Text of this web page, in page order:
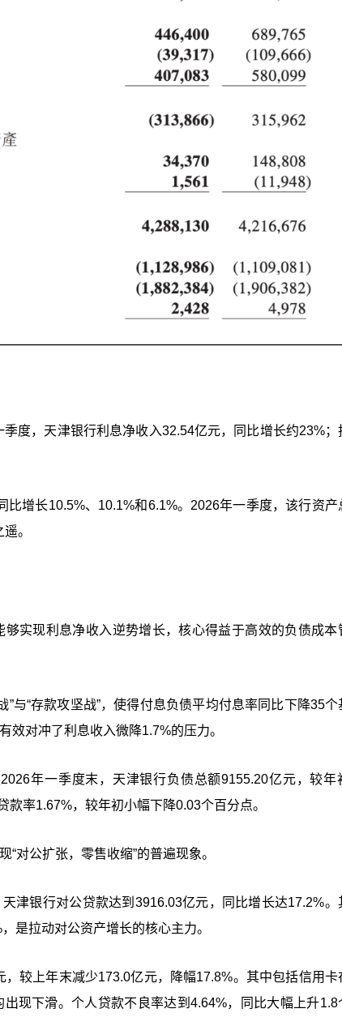
度，天津银行利息净收入32.54亿元，同比增长约23%；
增长10.5%、10.1%和6.1%。2026年一季度，该行资产
。
实现利息净收入逆势增长，核心得益于高效的负债成本
与“存款攻坚战”，使得付息负债平均付息率同比下降35个
效对冲了利息收入微降1.7%的压力。
年一季度末，天津银行负债总额9155.20亿元，较年
率1.67%，较年初小幅下降0.03个百分点。
对公扩张，零售收缩”的普遍现象。
津银行对公贷款达到3916.03亿元，同比增长达17.2%。
是拉动对公资产增长的核心主力。
较上年末减少173.0亿元，降幅17.8%。其中包括信用卡
现下滑。个人贷款不良率达到4.64%，同比大幅上升1.8